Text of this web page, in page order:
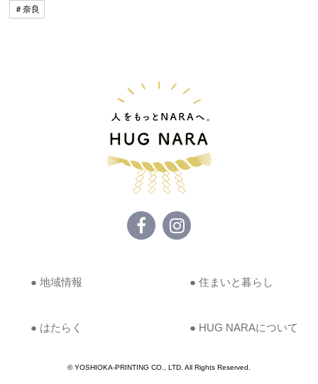
＃奈良
● 地域情報 ● 住まいと暮らし
● はたらく ● HUG NARAについて
© YOSHIOKA-PRINTING CO., LTD. All Rights Reserved.